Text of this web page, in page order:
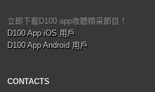
立即下載D100 app收聽精采節目！
D100 App iOS 用戶
D100 App Android 用戶
CONTACTS